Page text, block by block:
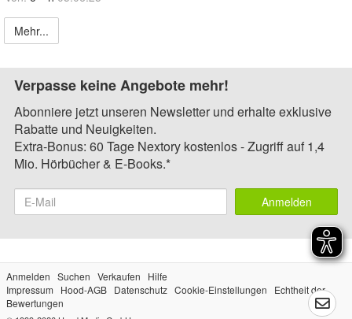
Mehr...
Verpasse keine Angebote mehr!
Abonniere jetzt unseren Newsletter und erhalte exklusive
Rabatte und Neuigkeiten.
Extra-Bonus: 60 Tage Nextory kostenlos - Zugriff auf 1,4
Mio. Hörbücher & E-Books.*
Anmelden
Anmelden Suchen Verkaufen
Hilfe
Impressum
Hood-AGB Datenschutz Cookie-Einstellungen
Echtheit der
Bewertungen